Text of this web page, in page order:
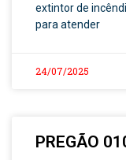
extintor de
para atender
24/07/2025
PREGÃO